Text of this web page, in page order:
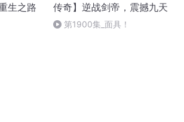
生之路
传奇】逆战剑帝，震撼九天
第1900集_面具！